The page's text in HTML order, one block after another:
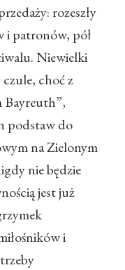
rozeszły
i patronów, pół
Niewielki
choć z
Bayreuth”,
podstaw do
na Zielonym
nie będzie
jest już
i